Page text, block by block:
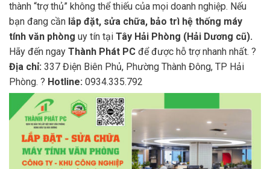
thành “trợ thủ” không thể thiếu của mọi doanh nghiệp. Nếu
bạn đang cần lắp đặt, sửa chữa, bảo trì hệ thống máy
tính văn phòng uy tín tại Tây Hải Phòng (Hải Dương cũ).
Hãy đến ngay Thành Phát PC để được hỗ trợ nhanh nhất. ?
Địa chỉ: 337 Điện Biên Phủ, Phường Thành Đông, TP Hải
Phòng. ? Hotline: 0934.335.792